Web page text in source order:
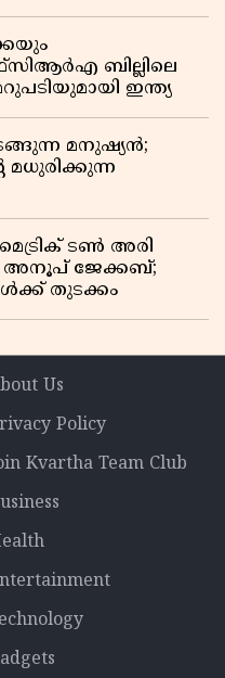
ബില്ലിലെ
ഇന്ത്യ
മനുഷ്യൻ;
മധുരിക്കുന്ന
ടൺ അരി
അനൂപ് ജേക്കബ്;
തുടക്കം
Us
Policy
Kvartha Team Club